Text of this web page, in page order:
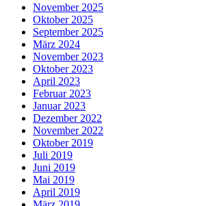
November 2025
Oktober 2025
September 2025
März 2024
November 2023
Oktober 2023
April 2023
Februar 2023
Januar 2023
Dezember 2022
November 2022
Oktober 2019
Juli 2019
Juni 2019
Mai 2019
April 2019